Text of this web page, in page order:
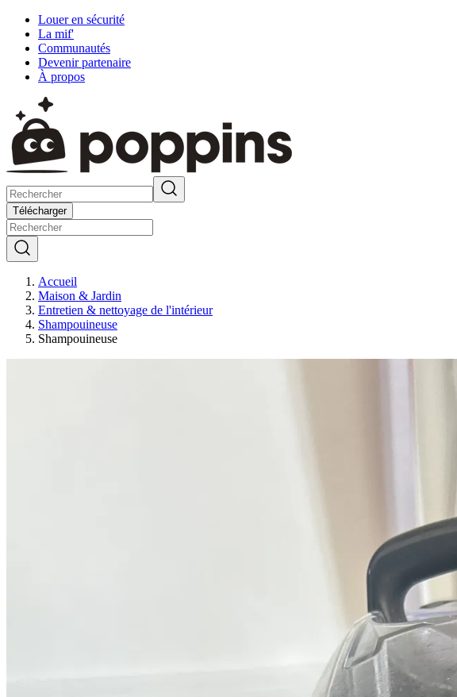
Louer en sécurité
La mif'
Communautés
Devenir partenaire
À propos
Télécharger
Accueil
Maison & Jardin
Entretien & nettoyage de l'intérieur
Shampouineuse
Shampouineuse